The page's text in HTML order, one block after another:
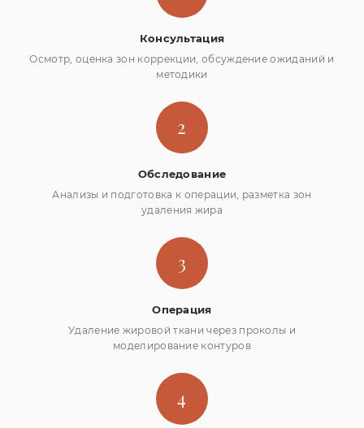
Консультация
Осмотр, оценка зон коррекции, обсуждение ожиданий и
методики
2
Обследование
Анализы и подготовка к операции, разметка зон
удаления жира
3
Операция
Удаление жировой ткани через проколы и
моделирование контуров
4